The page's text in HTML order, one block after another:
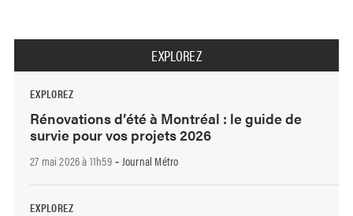
EXPLOREZ
EXPLOREZ
Rénovations d’été à Montréal : le guide de
survie pour vos projets 2026
27 mai 2026 à 11h59- Journal Métro
EXPLOREZ